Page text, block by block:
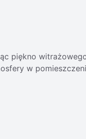
piękno
w